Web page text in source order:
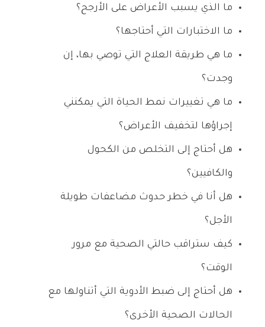
ما الذي يسبب الأعراض على الأرجح؟
ما الاختبارات التي أحتاجها؟
ما هي طريقة العلاج التي توصي بها، إن
وجدت؟
ما هي تغييرات نمط الحياة التي يمكنني
إجراؤها لتخفيف الأعراض؟
هل أحتاج إلى التخلص من الكحول
والكافيين؟
هل أنا في خطر حدوث مضاعفات طويلة
الأجل؟
كيف ستراقب حالتي الصحية مع مرور
الوقت؟
هل أحتاج إلى ضبط الأدوية التي أتناولها مع
الحالات الصحية الأخرى؟